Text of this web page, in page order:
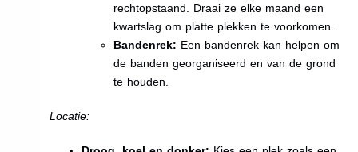
rechtopstaand. Draai ze elke maand een
kwartslag om platte plekken te voorkomen.
Bandenrek: Een bandenrek kan helpen om
de banden georganiseerd en van de grond
te houden.
Locatie: